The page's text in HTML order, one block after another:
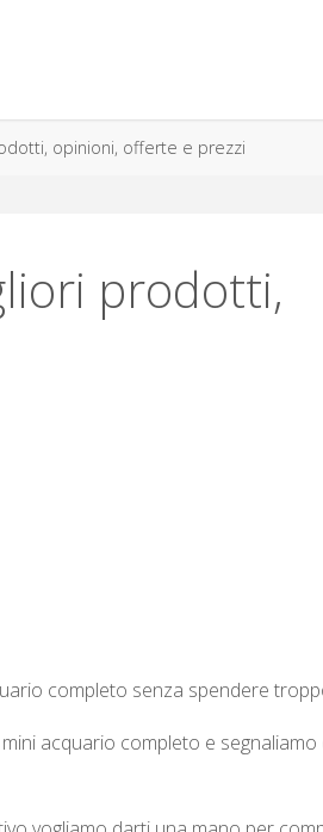
opinioni, offerte e prezzi
prodotti,
completo senza spendere
acquario completo e segnaliamo